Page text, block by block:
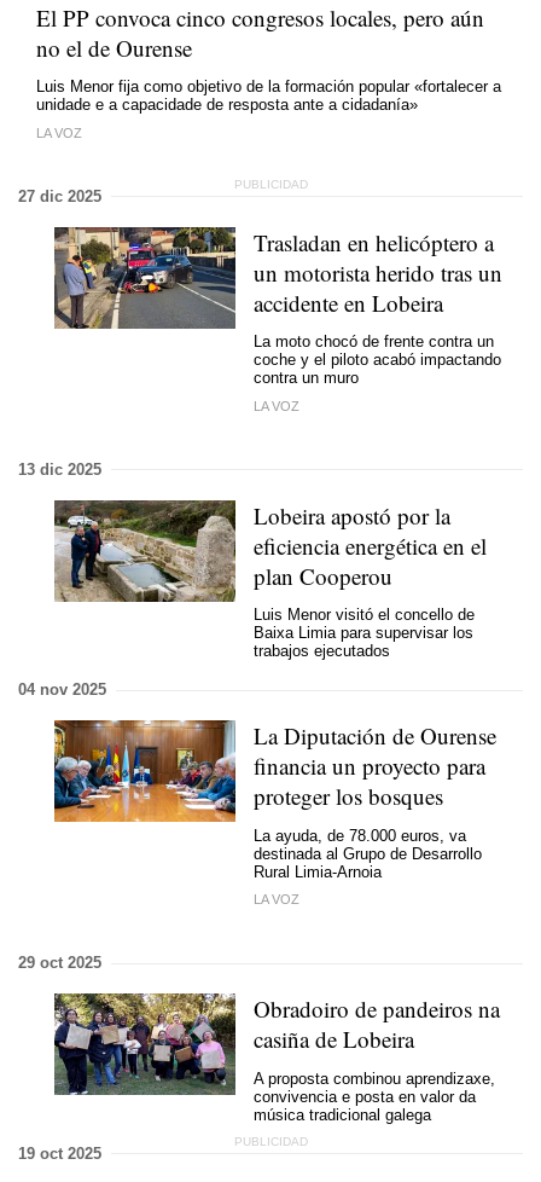
El PP convoca cinco congresos locales, pero aún
no el de Ourense
Luis Menor fija como objetivo de la formación popular «fortalecer a
unidade e a capacidade de resposta ante a cidadanía»
LA VOZ
27 dic 2025
Trasladan en helicóptero a
un motorista herido tras un
accidente en Lobeira
La moto chocó de frente contra un
coche y el piloto acabó impactando
contra un muro
LA VOZ
13 dic 2025
Lobeira apostó por la
eficiencia energética en el
plan Cooperou
Luis Menor visitó el concello de
Baixa Limia para supervisar los
trabajos ejecutados
04 nov 2025
La Diputación de Ourense
financia un proyecto para
proteger los bosques
La ayuda, de 78.000 euros, va
destinada al Grupo de Desarrollo
Rural Limia-Arnoia
LA VOZ
29 oct 2025
Obradoiro de pandeiros na
casiña de Lobeira
A proposta combinou aprendizaxe,
convivencia e posta en valor da
música tradicional galega
19 oct 2025